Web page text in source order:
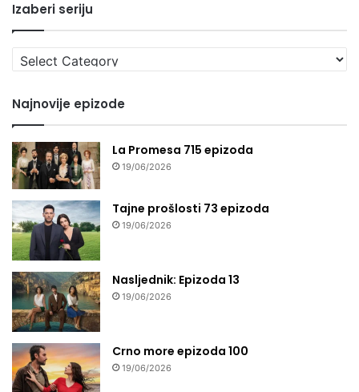
Izaberi seriju
Izaberi
seriju
Najnovije epizode
La Promesa 715 epizoda
19/06/2026
Tajne prošlosti 73 epizoda
19/06/2026
Nasljednik: Epizoda 13
19/06/2026
Crno more epizoda 100
19/06/2026